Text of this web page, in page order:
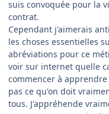
suis convoquée pour la
contrat.
Cependant j'aimerais
les choses essentielles
abréviations pour ce
voir sur internet quelle
commencer à
pas ce qu'on doit
tous. J'appréhende